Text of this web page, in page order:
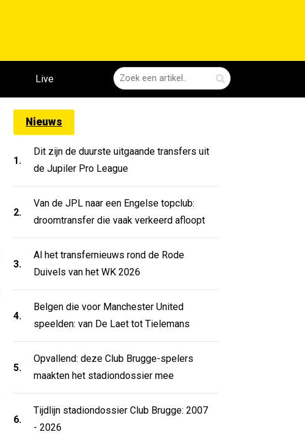
Live
Nieuws
1.
Dit zijn de duurste uitgaande transfers uit
de Jupiler Pro League
2.
Van de JPL naar een Engelse topclub:
droomtransfer die vaak verkeerd afloopt
3.
Al het transfernieuws rond de Rode
Duivels van het WK 2026
4.
Belgen die voor Manchester United
speelden: van De Laet tot Tielemans
5.
Opvallend: deze Club Brugge-spelers
maakten het stadiondossier mee
6.
Tijdlijn stadiondossier Club Brugge: 2007
- 2026